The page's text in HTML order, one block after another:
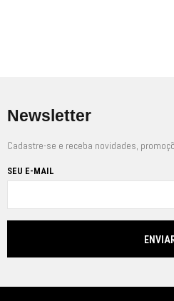
Newsletter
Cadastre-se e receba novidades,
SEU E-MAIL